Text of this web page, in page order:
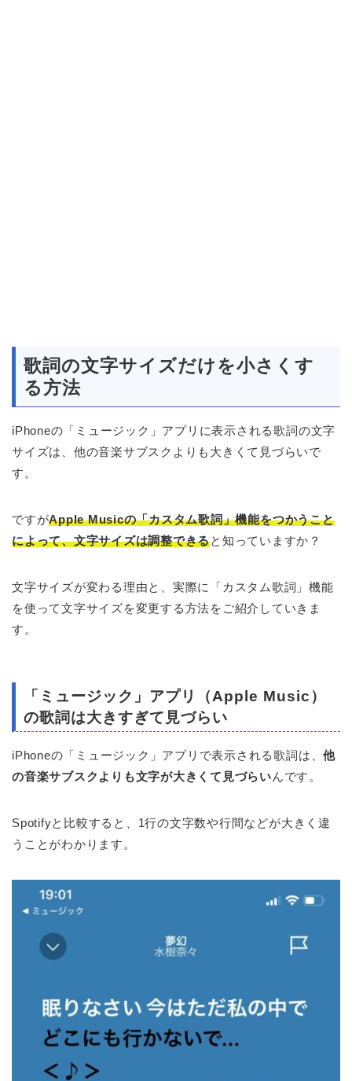
歌詞の文字サイズだけを小さくす
る方法
iPhoneの「ミュージック」アプリに表示される歌詞の文字
サイズは、他の音楽サブスクよりも大きくて見づらいで
す。
ですがApple Musicの「カスタム歌詞」機能をつかうこと
によって、文字サイズは調整できると知っていますか？
文字サイズが変わる理由と、実際に「カスタム歌詞」機能
を使って文字サイズを変更する方法をご紹介していきま
す。
「ミュージック」アプリ（Apple Music）
の歌詞は大きすぎて見づらい
iPhoneの「ミュージック」アプリで表示される歌詞は、他
の音楽サブスクよりも文字が大きくて見づらいんです。
Spotifyと比較すると、1行の文字数や行間などが大きく違
うことがわかります。